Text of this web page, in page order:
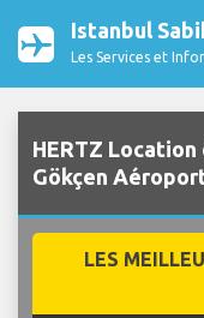
Istanbul
Les Services et
HERTZ
Gökçen
LES